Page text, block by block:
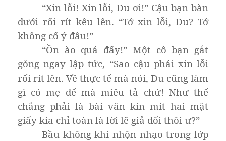
“Xin lỗi! Xin lỗi, Du ơi!” Cậu bạn bàn
dưới rối rít kêu lên. “Tớ xin lỗi, Du? Tớ
không cố ý đâu!”
“Ồn ào quá đấy!” Một cô bạn gắt
gỏng ngay lập tức, “Sao cậu phải xin lỗi
rối rít lên. Về thực tế mà nói, Du cũng làm
gì có mẹ để mà miêu tả chứ! Như thế
chẳng phải là bài văn kín mít hai mặt
giấy kia chỉ toàn là lời lẽ giả dối thôi ư?”
Bầu không khí nhộn nhạo trong lớp